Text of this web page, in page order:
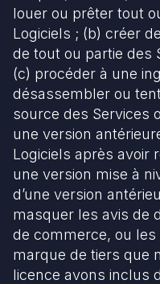
louer ou prêter tout
Logiciels ; (b) créer
de tout ou partie des
(c) procéder à une
désassembler ou
source des Services
une version
Logiciels après avoir
une version mise à
d’une version
masquer les avis de
de commerce, ou les
marque de tiers que
licence avons inclus